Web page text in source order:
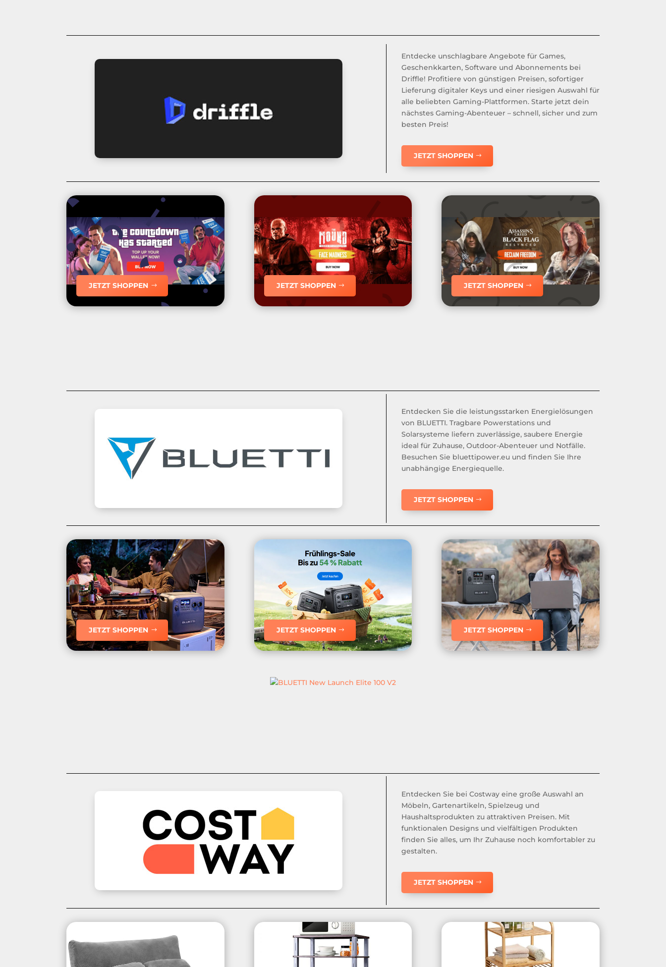
Entdecke unschlagbare Angebote für Games,
Geschenkkarten, Software und Abonnements bei
Driffle! Profitiere von günstigen Preisen, sofortiger
Lieferung digitaler Keys und einer riesigen Auswahl für
alle beliebten Gaming-Plattformen. Starte jetzt dein
nächstes Gaming-Abenteuer – schnell, sicher und zum
besten Preis!
JETZT SHOPPEN
JETZT SHOPPEN JETZT SHOPPEN JETZT SHOPPEN
Entdecken Sie die leistungsstarken Energielösungen
von BLUETTI. Tragbare Powerstations und
Solarsysteme liefern zuverlässige, saubere Energie
ideal für Zuhause, Outdoor-Abenteuer und Notfälle.
Besuchen Sie bluettipower.eu und finden Sie Ihre
unabhängige Energiequelle.
JETZT SHOPPEN
JETZT SHOPPEN JETZT SHOPPEN JETZT SHOPPEN
Entdecken Sie bei Costway eine große Auswahl an
Möbeln, Gartenartikeln, Spielzeug und
Haushaltsprodukten zu attraktiven Preisen. Mit
funktionalen Designs und vielfältigen Produkten
finden Sie alles, um Ihr Zuhause noch komfortabler zu
gestalten.
JETZT SHOPPEN